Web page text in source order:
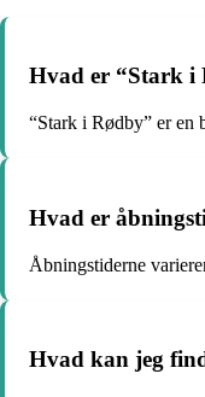
Hvad er “Stark i
“Stark i Rødby” er en
Hvad er
Åbningstiderne
Hvad kan jeg